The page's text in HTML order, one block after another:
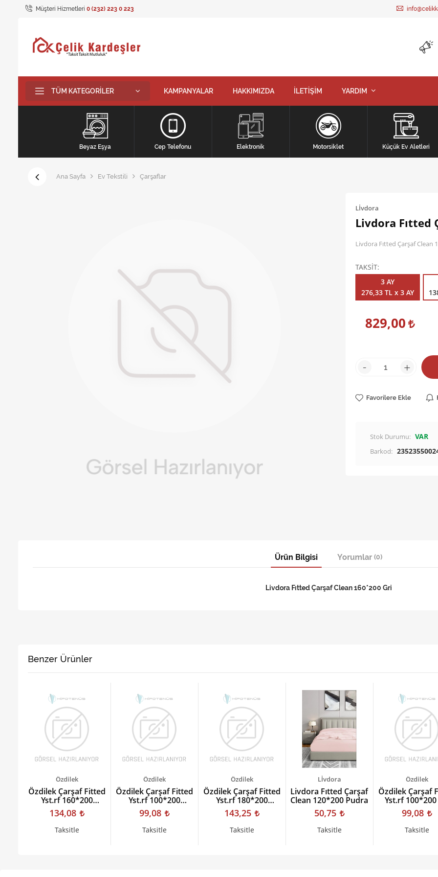
Müşteri Hizmetleri 0 (232) 223 0 223
TÜM KATEGORILER KAMPANYALAR HAKKIMIZDA İLETİŞİM YARDIM
Beyaz Eşya Cep Telefonu Elektronik Motorsiklet Küçük Ev Aletleri
Ana Sayfa Ev Tekstili Çarşaflar
Lİvdora
Livdora Fıtted
Livdora Fıtted Çarşaf Clean
TAKSİT
3 AY
276,33 TL x 3 AY
829,00
- +
Favorilere Ekle
Stok Durumu: VAR
Barkod:
Ürün Bilgisi Yorumlar (0)
Livdora Fıtted Çarşaf Clean 160*200 Gri
Benzer Ürünler
Özdilek
Özdilek Çarşaf Fitted
Yst.rf 160*200
Vanılya Colourıst
134,08
Taksitle
Özdilek
Özdilek Çarşaf Fitted
Yst.rf 100*200
Murdum Colourıst
99,08
Taksitle
Özdilek
Özdilek Çarşaf Fitted
Yst.rf 180*200
Kumbejı Colourıst
143,25
Taksitle
Lİvdora
Livdora Fıtted Çarşaf
Clean 120*200 Pudra
50,75
Taksitle
Özdilek
Özdilek Çarşaf
Yst.rf 100*200
Colourıst
99,08
Taksitle